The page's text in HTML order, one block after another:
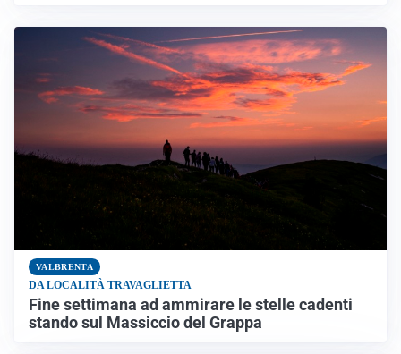
VALBRENTA
DA LOCALITÀ TRAVAGLIETTA
Fine settimana ad ammirare le stelle cadenti
stando sul Massiccio del Grappa